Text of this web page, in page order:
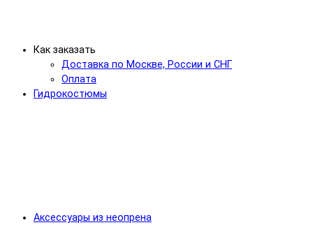
Как заказать
Доставка по Москве, России и СНГ
Оплата
Гидрокостюмы
Аксессуары из неопрена